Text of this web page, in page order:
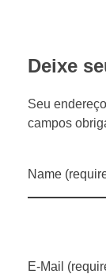
i
n
o
a
Deixe
Seu
campos
Name
E-Mail